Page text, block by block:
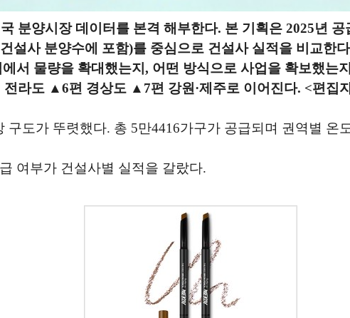
분양시장 데이터를 본격 해부한다. 본 기획은 2025년
설사 분양수에 포함)를 중심으로 건설사 실적을 비교한
서 물량을 확대했는지, 어떤 방식으로 사업을 확보했는
라도 ▲6편 경상도 ▲7편 강원·제주로 이어진다. <편집
구도가 뚜렷했다. 총 5만4416가구가 공급되며 권역별 온
여부가 건설사별 실적을 갈랐다.